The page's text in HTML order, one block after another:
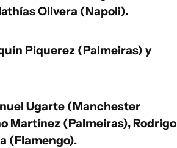
Olivera (Napoli).
Piquerez (Palmeiras) y
Ugarte (Manchester
Martínez (Palmeiras), Rodrigo
(Flamengo).